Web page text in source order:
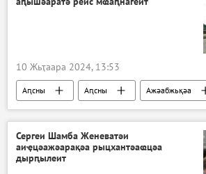
10 Жьҭаара 2024, 13:53
Аԥсны Аԥсны Ажәабжьқәа
Сергеи Шамба Женеватәи
аиҿцәажәарақәа рыцхантәаҩцәа
дырԥылеит